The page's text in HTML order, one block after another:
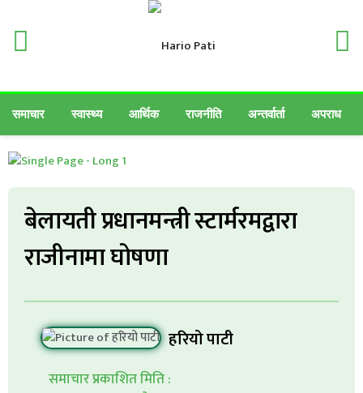
समाचार स्वास्थ्य आर्थिक राजनीति अन्तर्वार्ता अपराध
बेलायती प्रधानमन्त्री स्टार्मरमद्वारा
राजीनामा घोषणा
हरियो पाटी
समाचार प्रकाशित मिति :